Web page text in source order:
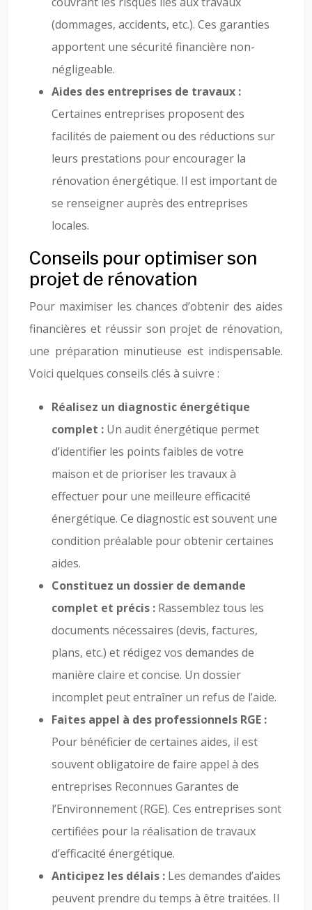
(dommages, accidents, etc.). Ces garanties
apportent une sécurité financière non-
négligeable.
Aides des entreprises de travaux :
Certaines entreprises proposent des
facilités de paiement ou des réductions sur
leurs prestations pour encourager la
rénovation énergétique. Il est important de
se renseigner auprès des entreprises
locales.
Conseils pour optimiser son
projet de rénovation
Pour maximiser les chances d’obtenir des aides
financières et réussir son projet de rénovation,
une préparation minutieuse est indispensable.
Voici quelques conseils clés à suivre :
Réalisez un diagnostic énergétique
complet : Un audit énergétique permet
d’identifier les points faibles de votre
maison et de prioriser les travaux à
effectuer pour une meilleure efficacité
énergétique. Ce diagnostic est souvent une
condition préalable pour obtenir certaines
aides.
Constituez un dossier de demande
complet et précis : Rassemblez tous les
documents nécessaires (devis, factures,
plans, etc.) et rédigez vos demandes de
manière claire et concise. Un dossier
incomplet peut entraîner un refus de l’aide.
Faites appel à des professionnels RGE :
Pour bénéficier de certaines aides, il est
souvent obligatoire de faire appel à des
entreprises Reconnues Garantes de
l’Environnement (RGE). Ces entreprises sont
certifiées pour la réalisation de travaux
d’efficacité énergétique.
Anticipez les délais : Les demandes d’aides
peuvent prendre du temps à être traitées. Il